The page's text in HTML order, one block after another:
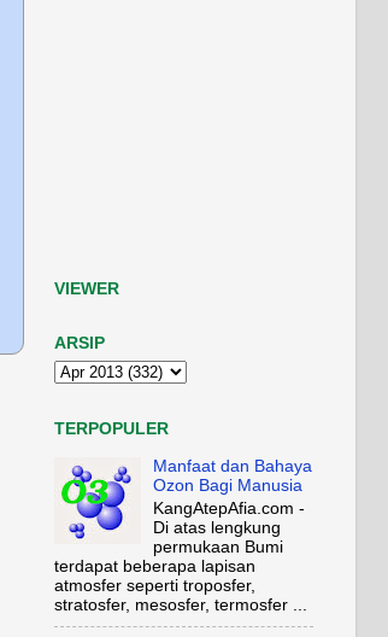
VIEWER
ARSIP
TERPOPULER
Manfaat dan Bahaya
Ozon Bagi Manusia
KangAtepAfia.com -
Di atas lengkung
permukaan Bumi
terdapat beberapa lapisan
atmosfer seperti troposfer,
stratosfer, mesosfer, termosfer ...